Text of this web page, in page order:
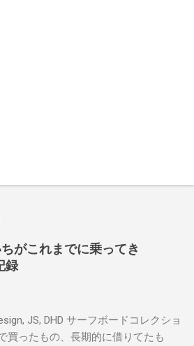
がこれまでに乗ってき
録
JS, DHD サーフボードコレクショ
買ったもの、長期的に借りてたも